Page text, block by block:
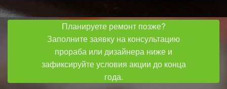
Планируете ремонт позже?
Заполните заявку на консультацию
прораба или дизайнера ниже и
зафиксируйте условия акции до конца
года.